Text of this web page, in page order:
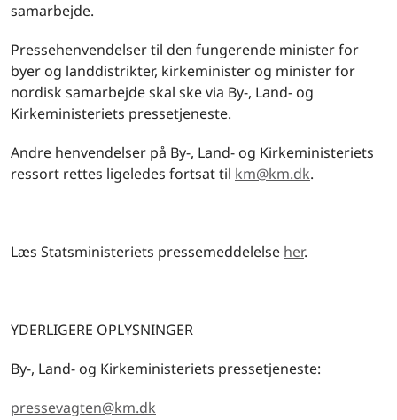
samarbejde.
Pressehenvendelser til den fungerende minister for
byer og landdistrikter, kirkeminister og minister for
nordisk samarbejde skal ske via By-, Land- og
Kirkeministeriets pressetjeneste.
Andre henvendelser på By-, Land- og Kirkeministeriets
ressort rettes ligeledes fortsat til km@km.dk.
Læs Statsministeriets pressemeddelelse her.
YDERLIGERE OPLYSNINGER
By-, Land- og Kirkeministeriets pressetjeneste:
pressevagten@km.dk